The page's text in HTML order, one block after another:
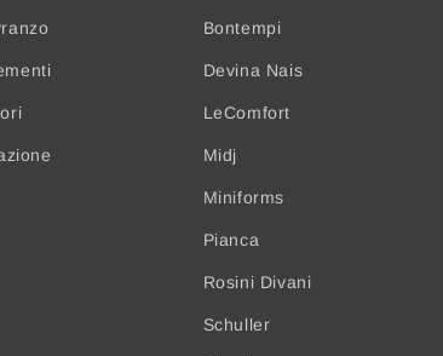
Bontempi
Devina Nais
LeComfort
Midj
Miniforms
Pianca
Rosini Divani
Schuller